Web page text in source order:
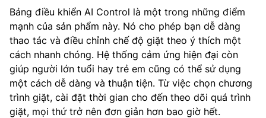
Bảng điều khiển AI Control là một trong những điểm
mạnh của sản phẩm này. Nó cho phép bạn dễ dàng
thao tác và điều chỉnh chế độ giặt theo ý thích một
cách nhanh chóng. Hệ thống cảm ứng hiện đại còn
giúp người lớn tuổi hay trẻ em cũng có thể sử dụng
một cách dễ dàng và thuận tiện. Từ việc chọn chương
trình giặt, cài đặt thời gian cho đến theo dõi quá trình
giặt, mọi thứ trở nên đơn giản hơn bao giờ hết.